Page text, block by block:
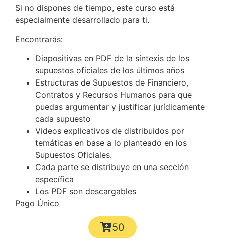
Si no dispones de tiempo, este curso está
especialmente desarrollado para ti.
Encontrarás:
Diapositivas en PDF de la síntexis de los
supuestos oficiales de los últimos años
Estructuras de Supuestos de Financiero,
Contratos y Recursos Humanos para que
puedas argumentar y justificar jurídicamente
cada supuesto
Videos explicativos de distribuidos por
temáticas en base a lo planteado en los
Supuestos Oficiales.
Cada parte se distribuye en una sección
específica
Los PDF son descargables
Pago Único
50